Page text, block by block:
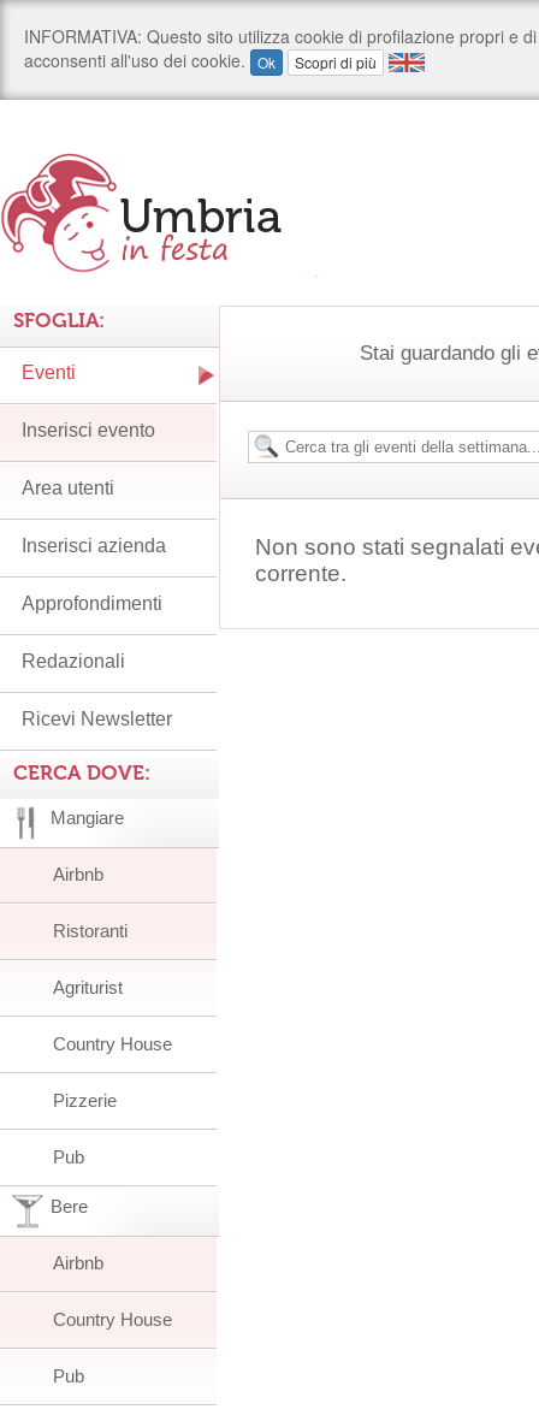
Stai guardando gli
Non sono stati segnalati
corrente.
SFOGLIA:
Eventi
Inserisci evento
Area utenti
Inserisci azienda
Approfondimenti
Redazionali
Ricevi Newsletter
CERCA DOVE:
Mangiare
Airbnb
Ristoranti
Agriturist
Country House
Pizzerie
Pub
Bere
Airbnb
Country House
Pub